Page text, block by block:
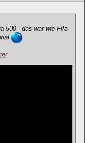
500 - das war wie Fifa